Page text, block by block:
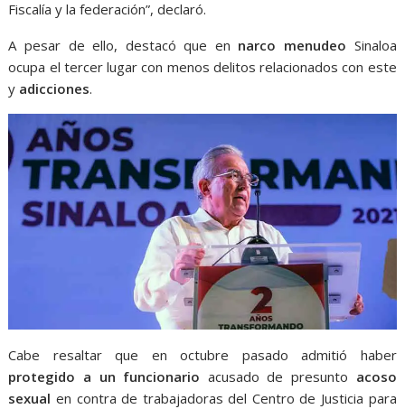
Fiscalía y la federación”, declaró.
A pesar de ello, destacó que en narco menudeo Sinaloa
ocupa el tercer lugar con menos delitos relacionados con este
y adicciones.
Cabe resaltar que en octubre pasado admitió haber
protegido a un funcionario acusado de presunto acoso
sexual en contra de trabajadoras del Centro de Justicia para